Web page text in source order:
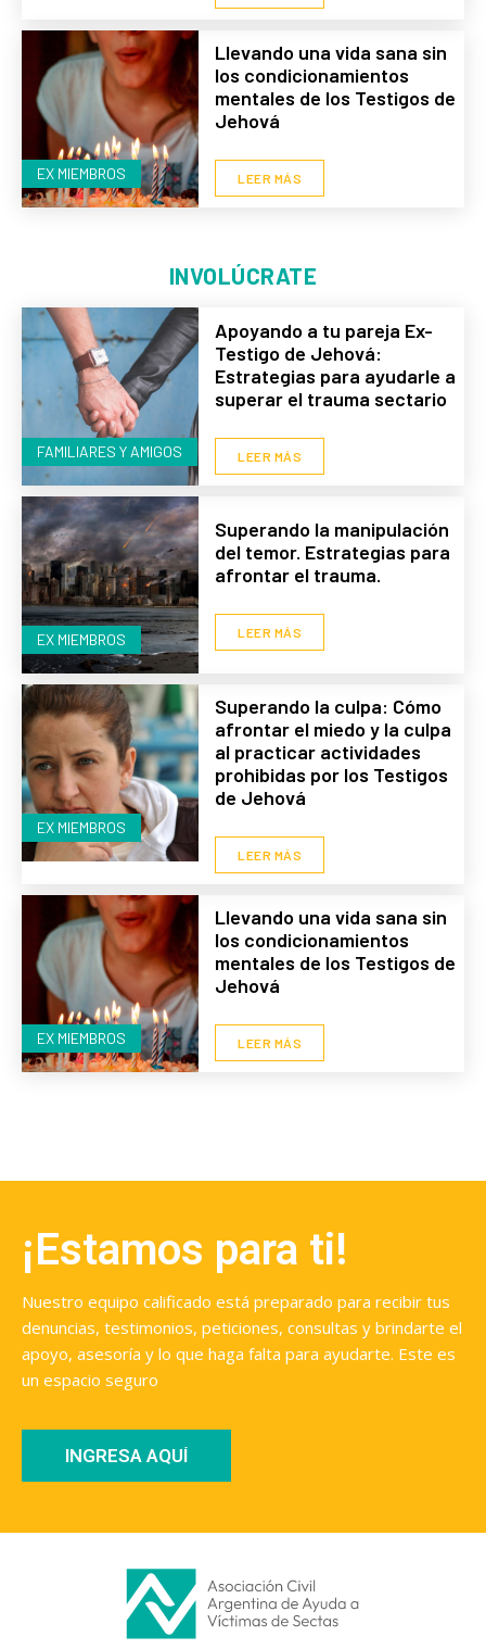
EX MIEMBROS
Llevando una vida sana sin
los condicionamientos
mentales de los Testigos de
Jehová
LEER MÁS
INVOLÚCRATE
FAMILIARES Y AMIGOS
Apoyando a tu pareja Ex-
Testigo de Jehová:
Estrategias para ayudarle a
superar el trauma sectario
LEER MÁS
EX MIEMBROS
Superando la manipulación
del temor. Estrategias para
afrontar el trauma.
LEER MÁS
EX MIEMBROS
Superando la culpa: Cómo
afrontar el miedo y la culpa
al practicar actividades
prohibidas por los Testigos
de Jehová
LEER MÁS
EX MIEMBROS
Llevando una vida sana sin
los condicionamientos
mentales de los Testigos de
Jehová
LEER MÁS
¡Estamos para ti!
Nuestro equipo calificado está preparado para recibir tus
denuncias, testimonios, peticiones, consultas y brindarte el
apoyo, asesoría y lo que haga falta para ayudarte. Este es
un espacio seguro
INGRESA AQUÍ